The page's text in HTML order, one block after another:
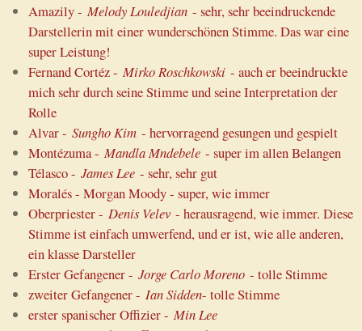
Amazily - Melody Louledjian - sehr, sehr beeindruckende
Darstellerin mit einer wunderschönen Stimme. Das war eine
super Leistung!
Fernand Cortéz - Mirko Roschkowski - auch er beeindruckte
mich sehr durch seine Stimme und seine Interpretation der
Rolle
Alvar - Sungho Kim - hervorragend gesungen und gespielt
Montézuma - Mandla Mndebele - super im allen Belangen
Télasco - James Lee - sehr, sehr gut
Moralés - Morgan Moody - super, wie immer
Oberpriester - Denis Velev - herausragend, wie immer. Diese
Stimme ist einfach umwerfend, und er ist, wie alle anderen,
ein klasse Darsteller
Erster Gefangener - Jorge Carlo Moreno - tolle Stimme
zweiter Gefangener - Ian Sidden- tolle Stimme
erster spanischer Offizier - Min Lee